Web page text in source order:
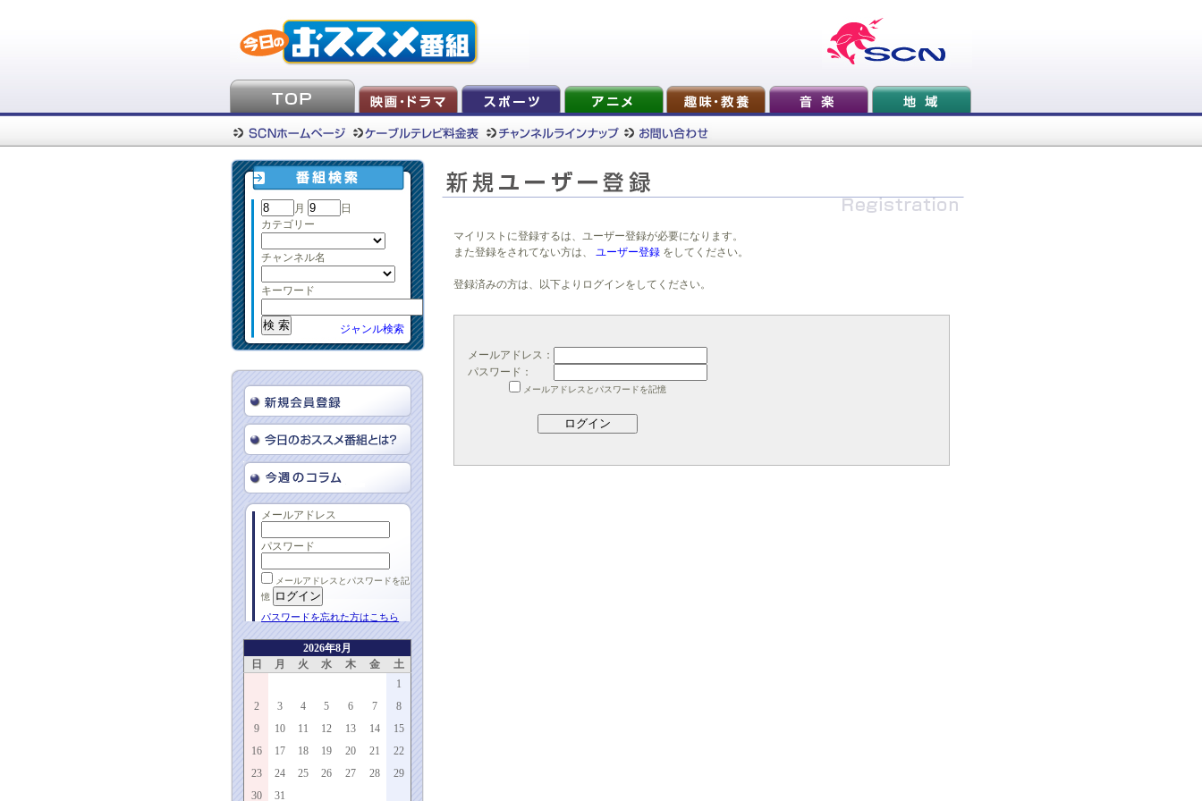
月
日
カテゴリー
チャンネル名
キーワード
ジャンル検索
メールアドレス
パスワード
メールアドレスとパスワードを記
憶
パスワードを忘れた方はこちら
2026年8月
日
月 火 水 木 金
土
1
2
3 4 5 6 7
8
9
10 11 12 13 14
15
16
17 18 19 20 21
22
23
24 25 26 27 28
29
30
31
マイリストに登録するは、ユーザー登録が必要になります。
また登録をされてない方は、
ユーザー登録 をしてください。
登録済みの方は、以下よりログインをしてください。
メールアドレス：
パスワード：
メールアドレスとパスワードを記憶